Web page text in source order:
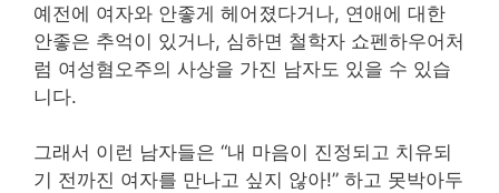
예전에 여자와 안좋게 헤어졌다거나, 연애에 대한
안좋은 추억이 있거나, 심하면 철학자 쇼펜하우어처
럼 여성혐오주의 사상을 가진 남자도 있을 수 있습
니다.
그래서 이런 남자들은 “내 마음이 진정되고 치유되
기 전까진 여자를 만나고 싶지 않아!” 하고 못박아두